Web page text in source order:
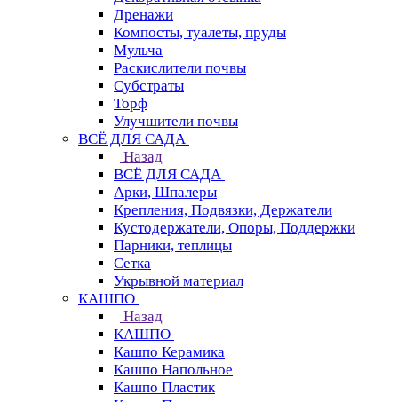
Дренажи
Компосты, туалеты, пруды
Мульча
Раскислители почвы
Субстраты
Торф
Улучшители почвы
ВСЁ ДЛЯ САДА
Назад
ВСЁ ДЛЯ САДА
Арки, Шпалеры
Крепления, Подвязки, Держатели
Кустодержатели, Опоры, Поддержки
Парники, теплицы
Сетка
Укрывной материал
КАШПО
Назад
КАШПО
Кашпо Керамика
Кашпо Напольное
Кашпо Пластик